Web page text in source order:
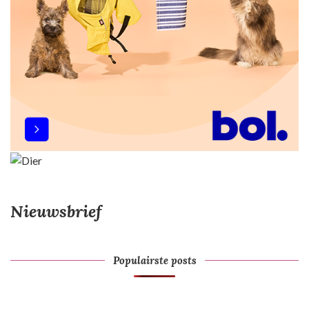
Nieuwsbrief
Populairste posts